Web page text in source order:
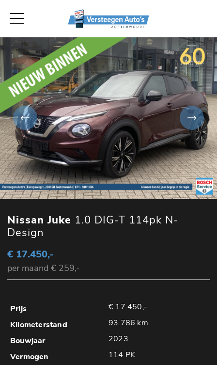
Nissan Juke 1.0 DIG-T 114pk N-
Design
€ 17.450,-
per maand € 259,-
€ 17.450,-
93.786 km
2023
114 PK